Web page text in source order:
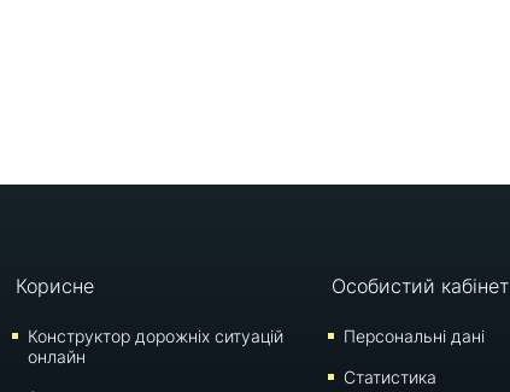
Корисне
Конструктор дорожніх ситуацій
онлайн
Особистий кабінет
Персональні дані
Статистика